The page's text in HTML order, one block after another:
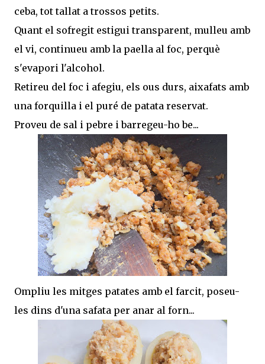
ceba, tot tallat a trossos petits.
Quant el sofregit estigui transparent, mulleu amb
el vi, continueu amb la paella al foc, perquè
s'evapori l'alcohol.
Retireu del foc i afegiu, els ous durs, aixafats amb
una forquilla i el puré de patata reservat.
Proveu de sal i pebre i barregeu-ho be...
Ompliu les mitges patates amb el farcit, poseu-
les dins d'una safata per anar al forn...